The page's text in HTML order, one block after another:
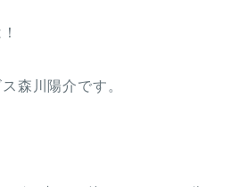
森川陽介です。